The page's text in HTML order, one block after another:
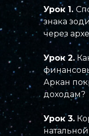
Урок 1.
знака
через
Урок 2.
Аркан
доходам?
Урок 3.